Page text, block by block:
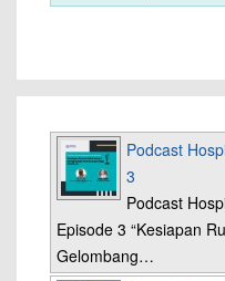
Podcast
3
Podcast
Episode 3 “Kesiapan
Gelombang…